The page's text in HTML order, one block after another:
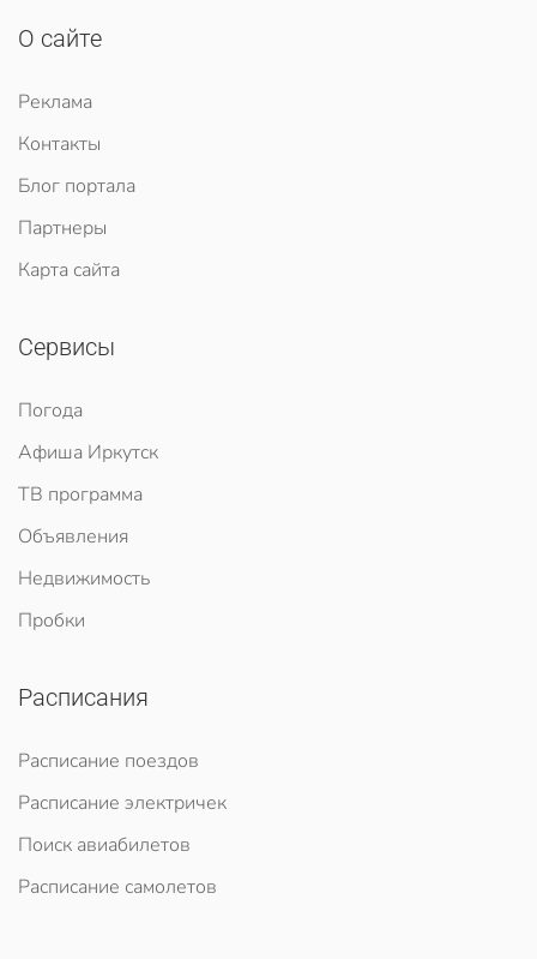
О сайте
Реклама
Контакты
Блог портала
Партнеры
Карта сайта
Сервисы
Погода
Афиша Иркутск
ТВ программа
Объявления
Недвижимость
Пробки
Расписания
Расписание поездов
Расписание электричек
Поиск авиабилетов
Расписание самолетов